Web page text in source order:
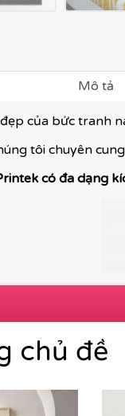
Mô tả
của bức tranh
tôi chuyên
có đa dạng
chủ đề